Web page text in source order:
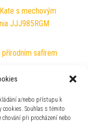
a/nebo přístupu k
Souhlas s těmito
chování při procházení nebo
s mechovým
JJJ985RGM
přírodním safírem
SILVEGOB21532